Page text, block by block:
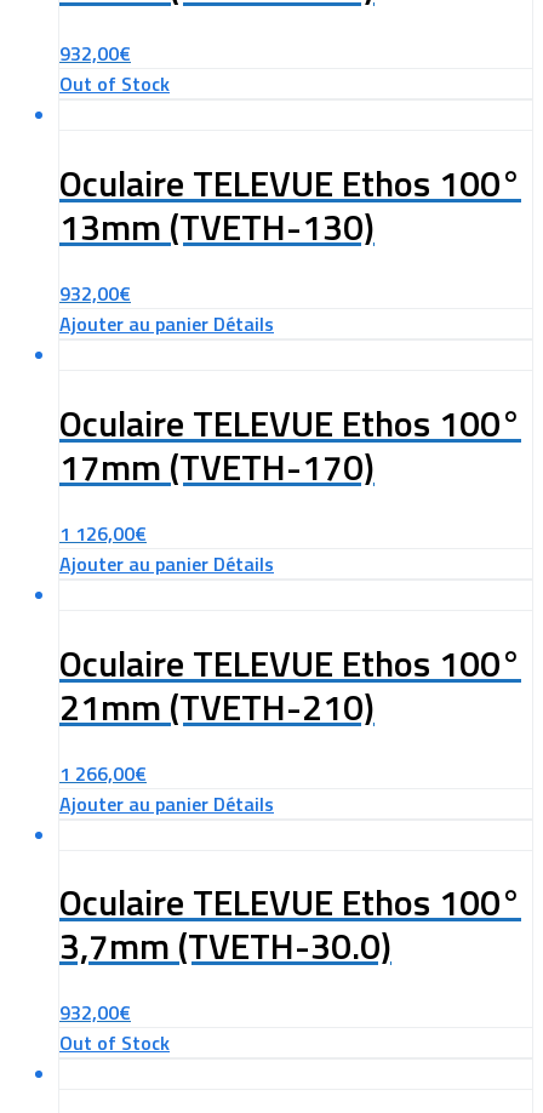
932,00€
Out of Stock
Oculaire TELEVUE Ethos 100°
13mm (TVETH-130)
932,00€
Ajouter au panier Détails
Oculaire TELEVUE Ethos 100°
17mm (TVETH-170)
1 126,00€
Ajouter au panier Détails
Oculaire TELEVUE Ethos 100°
21mm (TVETH-210)
1 266,00€
Ajouter au panier Détails
Oculaire TELEVUE Ethos 100°
3,7mm (TVETH-30.0)
932,00€
Out of Stock